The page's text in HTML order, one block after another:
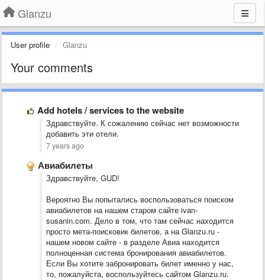
Glanzu
User profile Glanzu
Your comments
Add hotels / services to the website
Здравствуйте. К сожалению сейчас нет возможности
добавить эти отели.
7 years ago
Авиабилеты
Здравствуйте, GUD!
Вероятно Вы попытались воспользоваться поиском
авиабилетов на нашем старом сайте ivan-
susanin.com. Дело в том, что там сейчас находится
просто мета-поисковик билетов, а на Glanzu.ru -
нашем новом сайте - в разделе Авиа находится
полноценная система бронирования авиабилетов.
Если Вы хотите забронировать билет именно у нас,
то, пожалуйста, воспользуйтесь сайтом Glanzu.ru.